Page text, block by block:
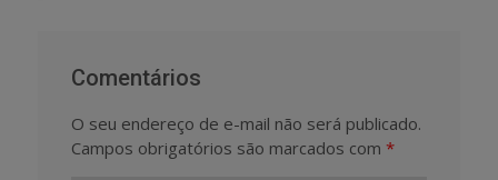
Comentários
O seu endereço de e-mail não será publicado.
Campos obrigatórios são marcados com *